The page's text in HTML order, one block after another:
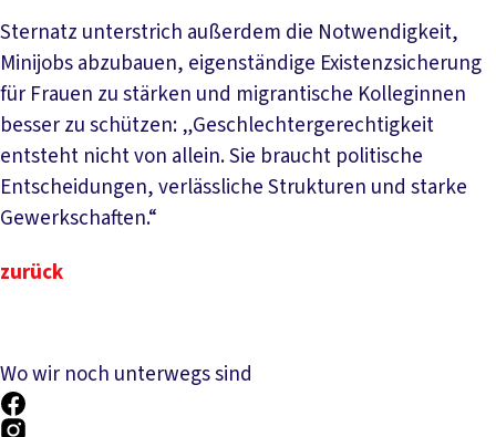
Sternatz unterstrich außerdem die Notwendigkeit,
Minijobs abzubauen, eigenständige Existenzsicherung
für Frauen zu stärken und migrantische Kolleginnen
besser zu schützen: „Geschlechtergerechtigkeit
entsteht nicht von allein. Sie braucht politische
Entscheidungen, verlässliche Strukturen und starke
Gewerkschaften.“
zurück
Wo wir noch unterwegs sind